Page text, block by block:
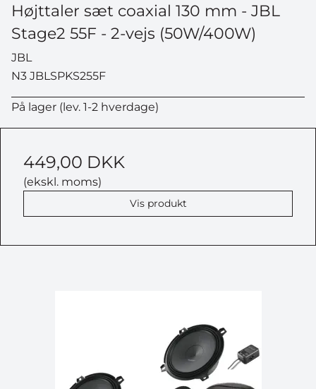
Højttaler sæt coaxial 130 mm - JBL
Stage2 55F - 2-vejs (50W/400W)
JBL
N3 JBLSPKS255F
På lager (lev. 1-2 hverdage)
449,00 DKK
(ekskl. moms)
Vis produkt